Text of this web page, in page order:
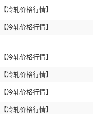
【冷轧价格行情】
【冷轧价格行情】
【冷轧价格行情】
【冷轧价格行情】
【冷轧价格行情】
【冷轧价格行情】